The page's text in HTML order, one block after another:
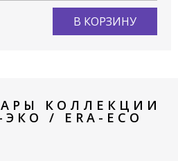
В КОРЗИНУ
КОЛЛЕКЦИИ
/ ERA-ECO